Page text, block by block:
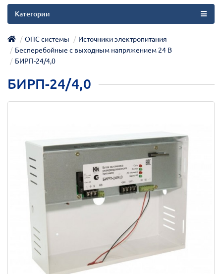
Категории
ОПС системы
Источники электропитания
Бесперебойные с выходным напряжением 24 В
БИРП-24/4,0
БИРП-24/4,0